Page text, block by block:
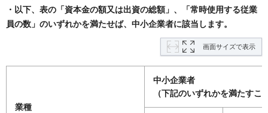
・以下、表の「資本金の額又は出資の総額」、「常時使用する従業
員の数」のいずれかを満たせば、中小企業者に該当します。
画面サイズで表示
業種
中小企業者
（下記のいずれかを満たすこ